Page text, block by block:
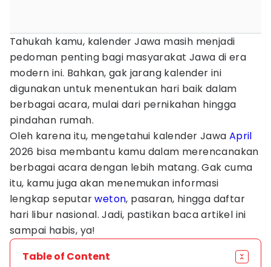
Tahukah kamu, kalender Jawa masih menjadi
pedoman penting bagi masyarakat Jawa di era
modern ini. Bahkan, gak jarang kalender ini
digunakan untuk menentukan hari baik dalam
berbagai acara, mulai dari pernikahan hingga
pindahan rumah.
Oleh karena itu, mengetahui kalender Jawa April
2026 bisa membantu kamu dalam merencanakan
berbagai acara dengan lebih matang. Gak cuma
itu, kamu juga akan menemukan informasi
lengkap seputarweton, pasaran, hingga daftar
hari libur nasional. Jadi, pastikan baca artikel ini
sampai habis, ya!
Table of Content